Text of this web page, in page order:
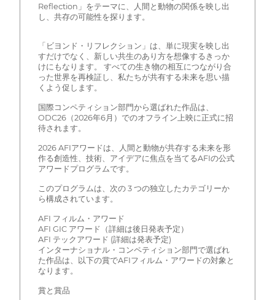
Reflection」をテーマに、人間と動物の関係を映し出
し、共存の可能性を探ります。
「ビヨンド・リフレクション」は、単に現実を映し出
すだけでなく、新しい共生のあり方を想像するきっか
けにもなります。 すべての生き物の相互につながり合
った世界を再検証し、私たちが共有する未来を思い描
くよう促します。
国際コンペティション部門から選ばれた作品は、
ODC26（2026年6月）でのオフライン上映に正式に招
待されます。
2026 AFIアワードは、人間と動物が共存する未来を形
作る創造性、技術、アイデアに焦点を当てるAFIの公式
アワードプログラムです。
このプログラムは、次の 3 つの独立したカテゴリーか
ら構成されています。
AFI フィルム・アワード
AFI GIC アワード（詳細は後日発表予定）
AFI テックアワード (詳細は発表予定)
インターナショナル・コンペティション部門で選ばれ
た作品は、以下の賞でAFIフィルム・アワードの対象と
なります。
賞と賞品